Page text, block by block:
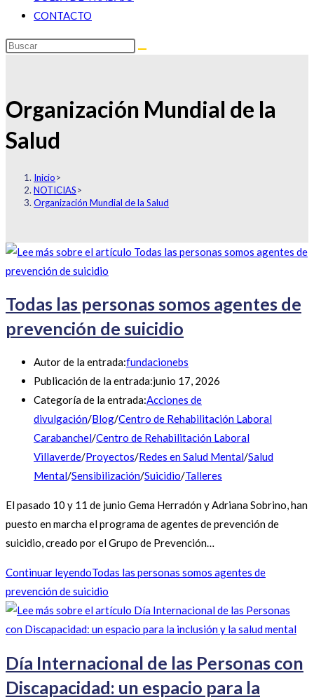
CONTACTO
Organización Mundial de la
Salud
Inicio>
NOTICIAS>
Organización Mundial de la Salud
Todas las personas somos agentes de
prevención de suicidio
Autor de la entrada:fundacionebs
Publicación de la entrada:junio 17, 2026
Categoría de la entrada:Acciones de
divulgación/Blog/Centro de Rehabilitación Laboral
Carabanchel/Centro de Rehabilitación Laboral
Villaverde/Proyectos/Redes en Salud Mental/Salud
Mental/Sensibilización/Suicidio/Talleres
El pasado 10 y 11 de junio Gema Herradón y Adriana Sobrino, han
puesto en marcha el programa de agentes de prevención de
suicidio, creado por el Grupo de Prevención…
Continuar leyendoTodas las personas somos agentes de
prevención de suicidio
Día Internacional de las Personas con
Discapacidad: un espacio para la